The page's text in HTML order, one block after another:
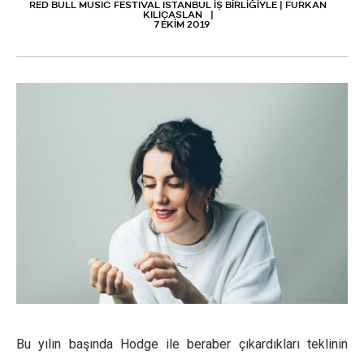
RED BULL MUSIC FESTIVAL ISTANBUL İŞ BİRLİĞİYLE | FURKAN
KILIÇASLAN
7 EKIM 2019
Bu yılın başında Hodge ile beraber çıkardıkları teklinin